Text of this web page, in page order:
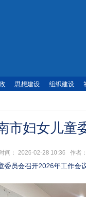
思想建设 组织建设
市妇女儿童
间： 2026-02-28 10:36 作者
委员会召开2026年工作